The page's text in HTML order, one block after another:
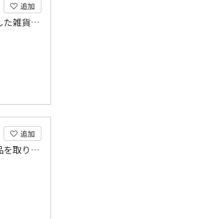
追加
古いものや使うほどに味わいが出る素材のものをセレクトした雑貨shop。
追加
作品の数だけ夢がある♪ 複数の作家さんのオリジナル作品を取り扱うレンタルボックスです